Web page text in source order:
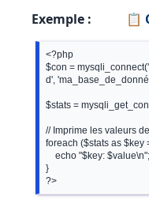
Exemple : 📋
<?php
$con =
d',
$stats =
// Imprime les valeurs
foreach ($stats as $key
}